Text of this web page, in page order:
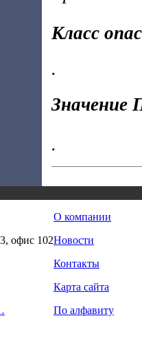
Класс
.
Значение
.
офис 102
О компании
Новости
Контакты
Карта сайта
По алфавиту